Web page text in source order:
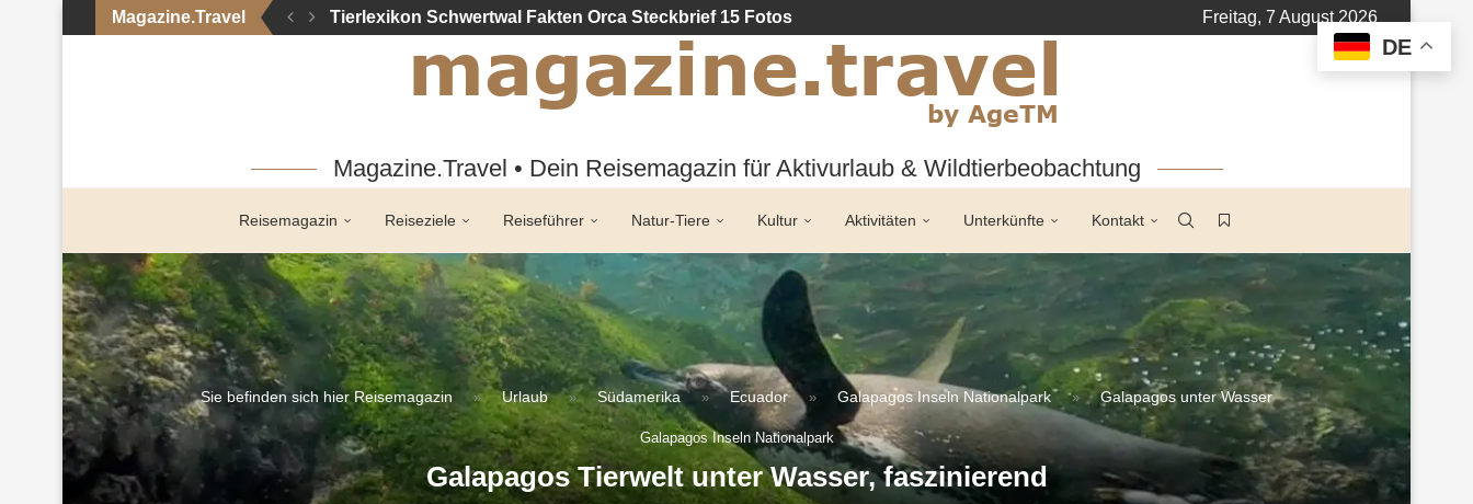
Magazine.Travel Tierlexikon Schwertwal Fakten Orca Steckbrief 15 Fotos Freitag, 7 August 2026
Magazine.Travel • Dein Reisemagazin für Aktivurlaub & Wildtierbeobachtung
Reisemagazin Reiseziele Reiseführer Natur-Tiere Kultur Aktivitäten Unterkünfte Kontakt
Sie befinden sich hier Reisemagazin » Urlaub » Südamerika » Ecuador » Galapagos Inseln Nationalpark » Galapagos unter Wasser
Galapagos Inseln Nationalpark
Galapagos Tierwelt unter Wasser, faszinierend
DE